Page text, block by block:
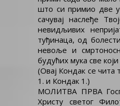
што си примио две
сачувај наслеђе
невидљивих
туђинаца, од
невоље и
будућих мука све
(Овај Кондак се чита
1. и Кондак 1.)
МОЛИТВА ПРВА
Христу светог